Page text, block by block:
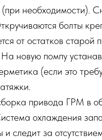
необходимости).
болты
от остатков старой
новую помпу
(если это
привода ГРМ в
охлаждения
следит за